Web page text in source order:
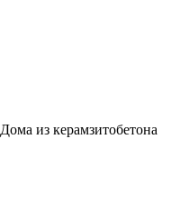
Дома из керамзитобетона